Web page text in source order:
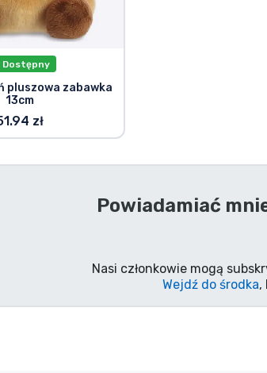
Dostępny
pluszowa zabawka
13cm
zł
Powiadamiać
Nasi członkowie mogą
Wejdź do środka,